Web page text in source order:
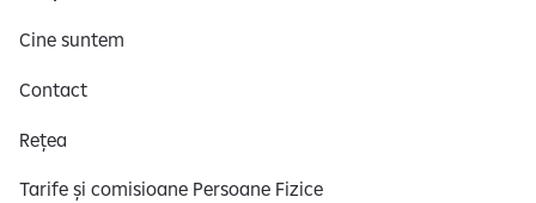
Cine suntem
Contact
Rețea
Tarife și comisioane Persoane Fizice